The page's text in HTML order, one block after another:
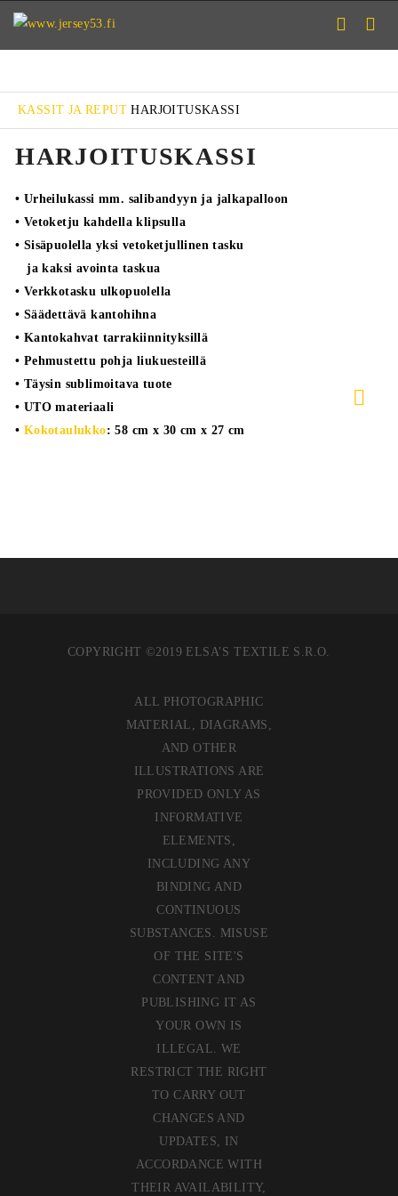
KASSIT JA REPUT HARJOITUSKASSI
HARJOITUSKASSI
• Urheilukassi mm. salibandyyn ja jalkapalloon
• Vetoketju kahdella klipsulla
• Sisäpuolella yksi vetoketjullinen tasku
ja kaksi avointa taskua
• Verkkotasku ulkopuolella
• Säädettävä kantohihna
• Kantokahvat tarrakiinnityksillä
• Pehmustettu pohja liukuesteillä
• Täysin sublimoitava tuote
• UTO materiaali
• Kokotaulukko: 58 cm x 30 cm x 27 cm
COPYRIGHT ©2019 ELSA’S TEXTILE S.R.O.
ALL PHOTOGRAPHIC
MATERIAL, DIAGRAMS,
AND OTHER
ILLUSTRATIONS ARE
PROVIDED ONLY AS
INFORMATIVE
ELEMENTS,
INCLUDING ANY
BINDING AND
CONTINUOUS
SUBSTANCES. MISUSE
OF THE SITE'S
CONTENT AND
PUBLISHING IT AS
YOUR OWN IS
ILLEGAL. WE
RESTRICT THE RIGHT
TO CARRY OUT
CHANGES AND
UPDATES, IN
ACCORDANCE WITH
THEIR AVAILABILITY,